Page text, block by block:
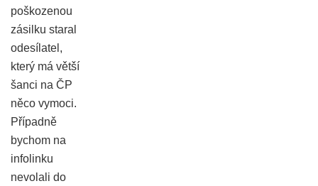
poškozenou
zásilku staral
odesílatel,
který má větší
šanci na ČP
něco vymoci.
Případně
bychom na
infolinku
nevolali do